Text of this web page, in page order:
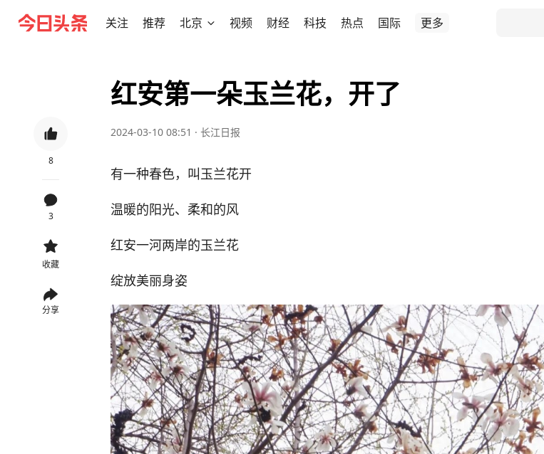
关注 推荐 北京 视频 财经 科技 热点 国际 更多
8
3
收藏
分享
红安第一朵玉兰花，开了
2024-03-10 08:51 · 长江日报
有一种春色，叫玉兰花开
温暖的阳光、柔和的风
红安一河两岸的玉兰花
绽放美丽身姿